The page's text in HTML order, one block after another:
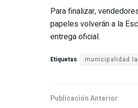
Para finalizar,
papeles volverán a la
entrega oficial.
Etiquetas municipalidad
Publicación Anterior